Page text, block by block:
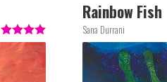
Sana Durrani
Rainbow Fish